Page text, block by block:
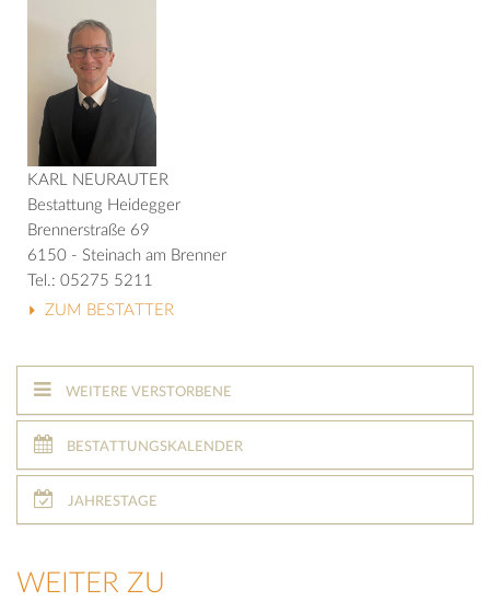
KARL NEURAUTER
Bestattung Heidegger
Brennerstraße 69
6150 - Steinach am Brenner
Tel.: 05275 5211
ZUM BESTATTER
WEITERE VERSTORBENE
BESTATTUNGSKALENDER
JAHRESTAGE
WEITER ZU